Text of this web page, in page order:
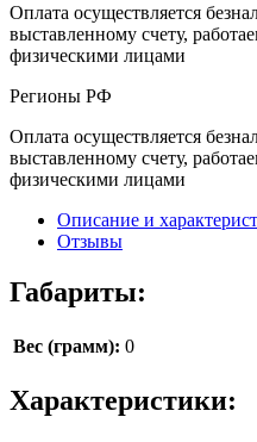
Оплата осуществляется
выставленному счету,
физическими лицами
Регионы РФ
Оплата осуществляется
выставленному счету,
физическими лицами
Описание и
Отзывы
Габариты:
Вес (грамм): 0
Характеристики: